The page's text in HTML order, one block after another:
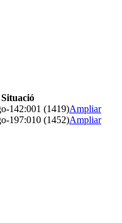
Situació
142:001 (1419)Ampliar
197:010 (1452)Ampliar